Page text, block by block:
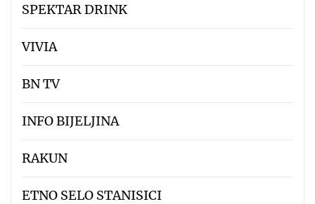
SPEKTAR DRINK
VIVIA
BN TV
INFO BIJELJINA
RAKUN
ETNO SELO STANISICI